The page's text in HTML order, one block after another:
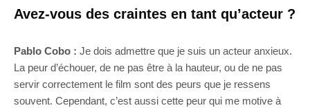
Avez-vous des craintes en tant qu’acteur ?
Pablo Cobo : Je dois admettre que je suis un acteur anxieux.
La peur d’échouer, de ne pas être à la hauteur, ou de ne pas
servir correctement le film sont des peurs que je ressens
souvent. Cependant, c’est aussi cette peur qui me motive à